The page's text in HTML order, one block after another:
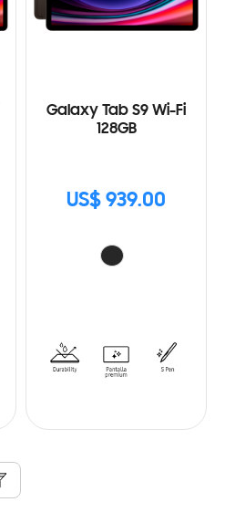
Galaxy Tab S9 Wi-Fi
128GB
US$ 939.00